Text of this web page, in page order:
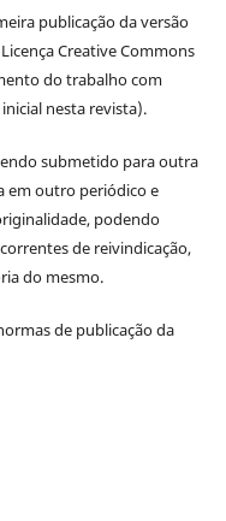
publicação da versão
Creative Commons
do trabalho com
nesta revista).
submetido para outra
em outro periódico e
podendo
de reivindicação,
do mesmo.
de publicação da